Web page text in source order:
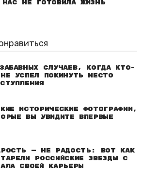
не готовила жизнь
случаев, когда кто-
успел покинуть место
исторические фотографии,
вы увидите впервые
— не радость: Вот как
российские звезды с
своей карьеры